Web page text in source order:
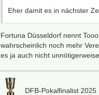
Eher damit es in nächster
Fortuna Düsseldorf nennt
wahrscheinlich noch mehr
es ja auch nicht
DFB-Pokalfinalist 2025